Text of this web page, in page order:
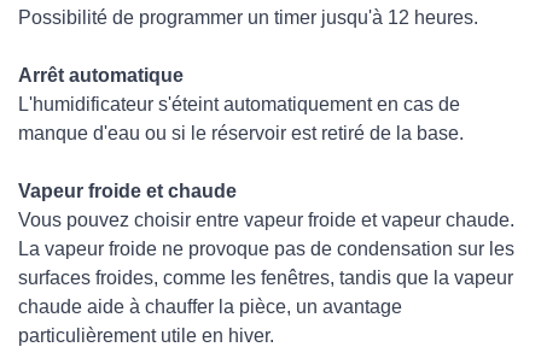
Possibilité de programmer un timer jusqu'à 12 heures.
Arrêt automatique
L'humidificateur s'éteint automatiquement en cas de
manque d'eau ou si le réservoir est retiré de la base.
Vapeur froide et chaude
Vous pouvez choisir entre vapeur froide et vapeur chaude.
La vapeur froide ne provoque pas de condensation sur les
surfaces froides, comme les fenêtres, tandis que la vapeur
chaude aide à chauffer la pièce, un avantage
particulièrement utile en hiver.